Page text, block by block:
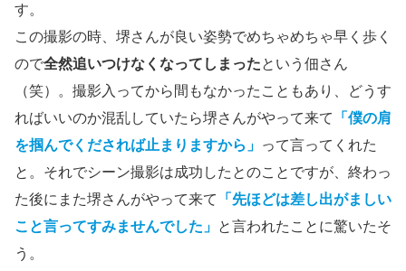
す。
この撮影の時、堺さんが良い姿勢でめちゃめちゃ早く歩く
ので全然追いつけなくなってしまったという佃さん
（笑）。撮影入ってから間もなかったこともあり、どうす
ればいいのか混乱していたら堺さんがやって来て
「僕の肩
を掴んでくだされば止まりますから」 って言ってくれた
と。それでシーン撮影は成功したとのことですが、終わっ
た後にまた堺さんがやって来て
「先ほどは差し出がましい
こと言ってすみませんでした」 と言われたことに驚いたそ
う。